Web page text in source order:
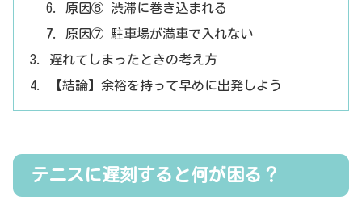
原因⑥ 渋滞に巻き込まれる
原因⑦ 駐車場が満車で入れない
遅れてしまったときの考え方
【結論】余裕を持って早めに出発しよう
テニスに遅刻すると何が困る？